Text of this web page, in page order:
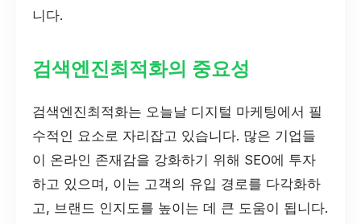
니다.
검색엔진최적화의 중요성
검색엔진최적화는 오늘날 디지털 마케팅에서 필
수적인 요소로 자리잡고 있습니다. 많은 기업들
이 온라인 존재감을 강화하기 위해 SEO에 투자
하고 있으며, 이는 고객의 유입 경로를 다각화하
고, 브랜드 인지도를 높이는 데 큰 도움이 됩니다.